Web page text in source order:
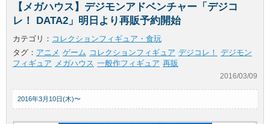
【メガハウス】デジモンアドベンチャー「デジコ
レ！ DATA2」明日より再販予約開始
カテゴリ： コレクションフィギュア・食玩
タグ： アニメ ゲーム コレクションフィギュア デジコレ！
デジモン
フィギュア メガハウス 一般作フィギュア 再販
2016/03/09
2016年3月10日(木)〜